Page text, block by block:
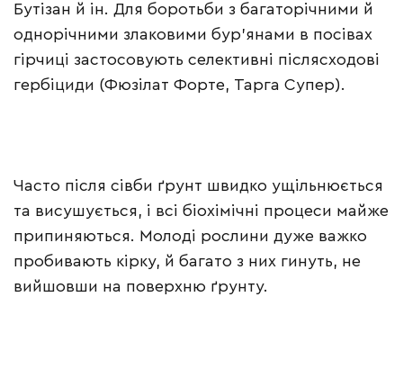
Бутізан й ін. Для боротьби з багаторічними й
однорічними злаковими бур’янами в посівах
гірчиці застосовують селективні післясходові
гербіциди (Фюзілат Форте, Тарга Супер).
Часто після сівби ґрунт швидко ущільнюється
та висушується, і всі біохімічні процеси майже
припиняються. Молоді рослини дуже важко
пробивають кірку, й багато з них гинуть, не
вийшовши на поверхню ґрунту.